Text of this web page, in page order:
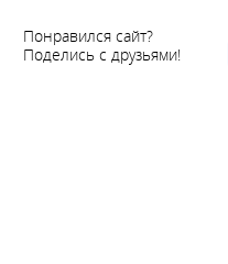
Понравился сайт?
Поделись с друзьями!